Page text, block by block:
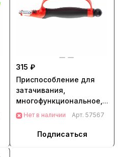
315 ₽
Приспособление для
затачивания,
многофункциональное,
6 в 1 Matrix (79103)
Нет в наличии Арт. 57567
Подписаться